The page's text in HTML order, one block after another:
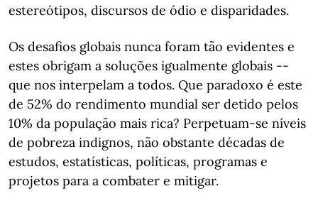
estereótipos, discursos de ódio e disparidades.
Os desafios globais nunca foram tão evidentes e
estes obrigam a soluções igualmente globais --
que nos interpelam a todos. Que paradoxo é este
de 52% do rendimento mundial ser detido pelos
10% da população mais rica? Perpetuam-se níveis
de pobreza indignos, não obstante décadas de
estudos, estatísticas, políticas, programas e
projetos para a combater e mitigar.